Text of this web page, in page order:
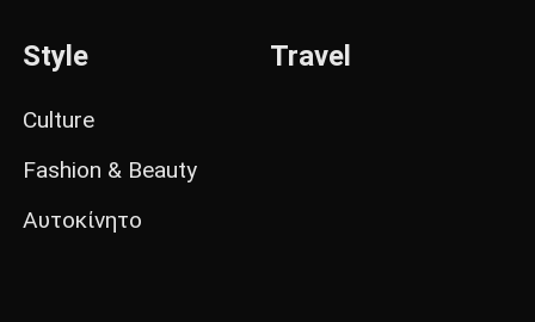
Style
Culture
Fashion & Beauty
Αυτοκίνητο
Travel